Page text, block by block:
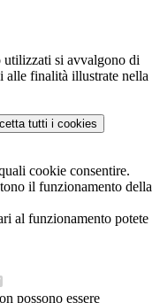
utilizzati si avvalgono di
alle finalità illustrate nella
tutti i cookies
cookie consentire.
il funzionamento della
al funzionamento potete
possono essere